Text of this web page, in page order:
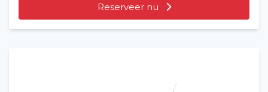
Reserveer nu